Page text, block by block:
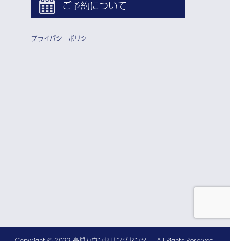
ご予約について
プライバシーポリシー